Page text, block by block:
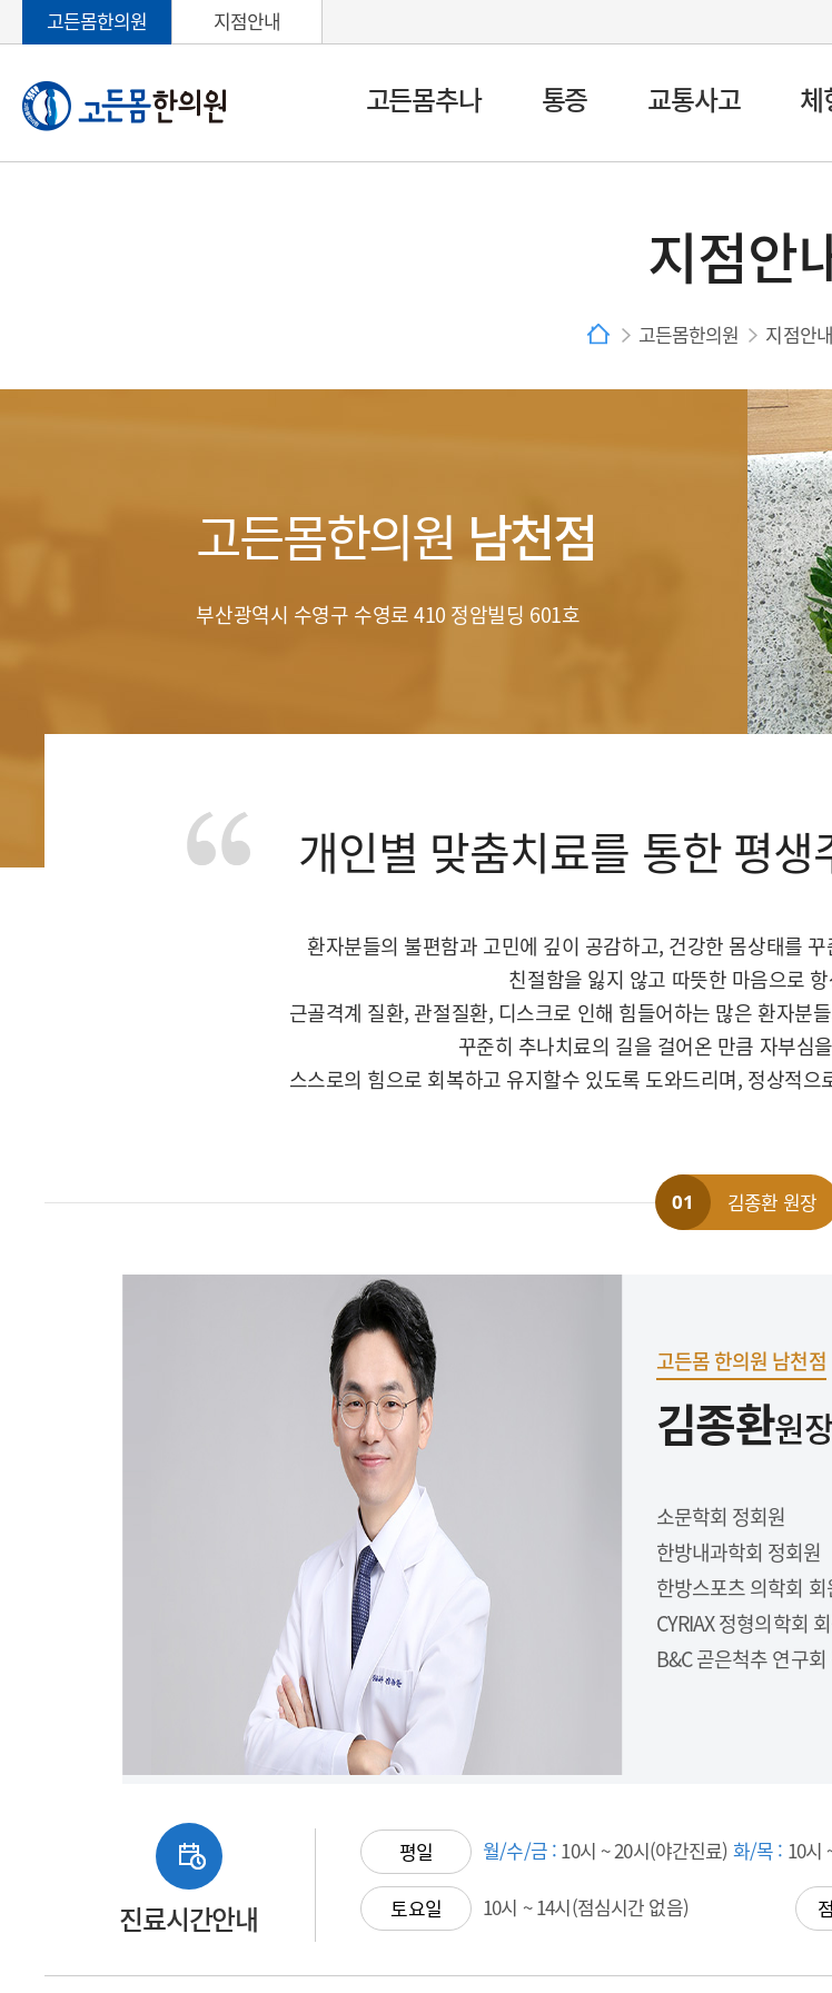
고든몸한의원 지점안내
고든몸추나 통증 교통사고 체
지점안
고든몸한의원 지점안내
고든몸한의원 남천점
부산광역시 수영구 수영로 410 정암빌딩 601호
개인별 맞춤치료를 통한 평생
환자분들의 불편함과 고민에 깊이 공감하고, 건강한 몸상태를
친절함을 잃지 않고 따뜻한 마음으로
근골격계 질환, 관절질환, 디스크로 인해 힘들어하는 많은 환자분
꾸준히 추나치료의 길을 걸어온 만큼 자부심
스스로의 힘으로 회복하고 유지할수 있도록 도와드리며, 정상적
01 김종환 원장
고든몸 한의원 남천점
김종환원
소문학회 정회원
한방내과학회 정회원
한방스포츠 의학회 회
CYRIAX 정형의학회
B&C 곧은척추 연구
진료시간안내
평일 월/수/금 : 10시 ~ 20시(야간진료) 화/목 : 10시
토요일 10시 ~ 14시(점심시간 없음)